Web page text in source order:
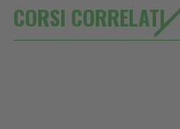
CORSI CORRELATI